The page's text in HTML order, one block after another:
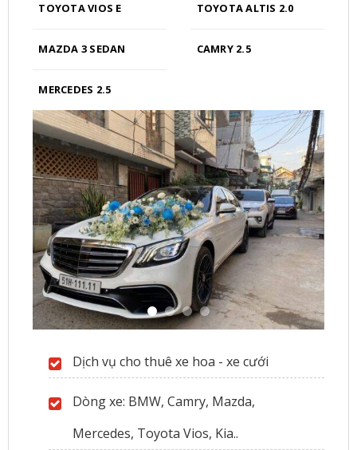
TOYOTA VIOS E TOYOTA ALTIS 2.0
MAZDA 3 SEDAN CAMRY 2.5
MERCEDES 2.5
Dịch vụ cho thuê xe hoa - xe cưới
Dòng xe: BMW, Camry, Mazda,
Mercedes, Toyota Vios, Kia..